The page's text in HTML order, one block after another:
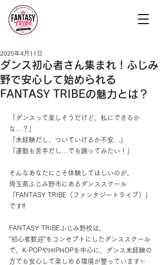
ダンス初心者さん集まれ！ふじみ
野で安心して始められる
FANTASY TRIBEの魅力とは？
2025年4月11日
「ダンスって楽しそうだけど、私にできるか
な…？」
「未経験だし、ついていけるか不安…」
「運動も苦手だし…でも踊ってみたい！」
そんなあなたにこそ体験してほしいのが、
埼玉県ふじみ野市にあるダンススクール
「FANTASY TRIBE（ファンタジートライブ）」
です‼️
FANTASY TRIBEふじみ野校は、
“初心者歓迎”をコンセプトにしたダンススクール
で、K-POPやHIPHOPを中心に、ダンス未経験の
方でも安心して楽しめる環境が整っています✨️